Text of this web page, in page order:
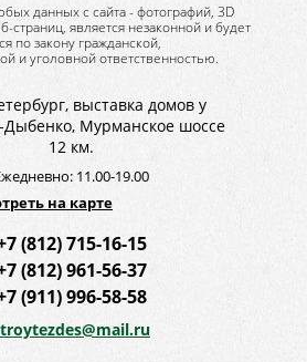
данных с сайта - фотографий, 3D
страниц, является незаконной и будет
по закону гражданской,
и уголовной ответственностью.
выставка домов у
Мурманское шоссе
12 км.
11.00-19.00
на карте
(812) 715-16-15
(812) 961-56-37
(911) 996-58-58